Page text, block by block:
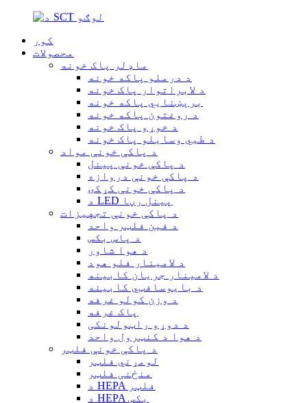
کور
محصولات
ماډلر پاک خونه
د درملو پاکه خونه
د لابراتوار پاک خونه
برېښنايي پاکه خونه
د روغتون پاکه خونه
د خوړو پاک خونه
د طبي وسایلو پاک خونه
د پاکې خونې مواد
د پاکې خونې پینل
د پاکې خونې دروازه
د پاکې خونې کړکۍ
د LED پینل رڼا
د پاکې خونې تجهیزات
د فین فلټر واحد
د پاس بکس
د هوا شاور
د لامینار فلو هود
د لامینار جریان کابینه
د بایوسافټي کابینه
د وزن کولو غرفه
پاک غرفه
د دوړو راټولونکی
د هوا د کنټرول واحد
د پاکې خونې فلټر
لومړني فلټر
منځنی فلټر
د HEPA فلټر
د HEPA بکس